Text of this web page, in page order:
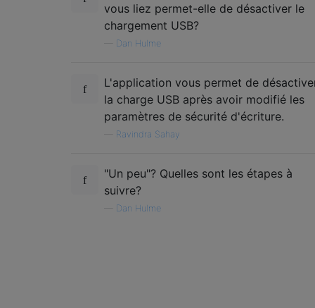
vous liez permet-elle de désactiver le
chargement USB?
Dan Hulme
L'application vous permet de
la charge USB après avoir modifié les
paramètres de sécurité d'écriture.
Ravindra Sahay
"Un peu"? Quelles sont les étapes à
suivre?
Dan Hulme